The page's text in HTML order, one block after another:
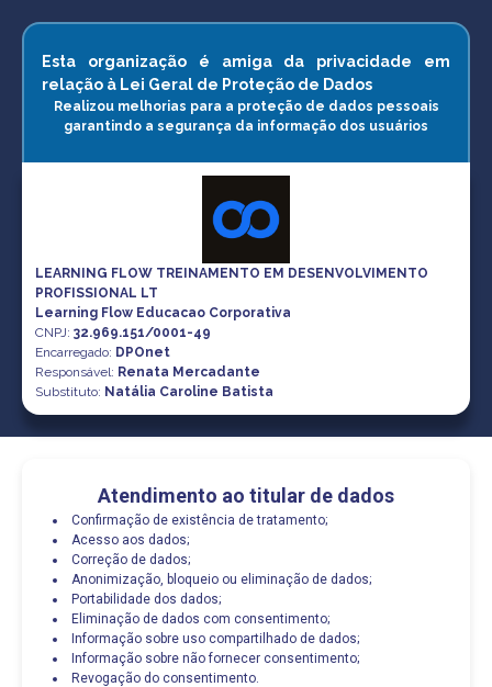
Esta organização é amiga da privacidade em
relação à Lei Geral de Proteção de Dados
Realizou melhorias para a proteção de dados pessoais
garantindo a segurança da informação dos usuários
LEARNING FLOW TREINAMENTO EM DESENVOLVIMENTO
PROFISSIONAL LT
Learning Flow Educacao Corporativa
CNPJ: 32.969.151/0001-49
Encarregado: DPOnet
Responsável: Renata Mercadante
Substituto: Natália Caroline Batista
Atendimento ao titular de dados
Confirmação de existência de tratamento;
Acesso aos dados;
Correção de dados;
Anonimização, bloqueio ou eliminação de dados;
Portabilidade dos dados;
Eliminação de dados com consentimento;
Informação sobre uso compartilhado de dados;
Informação sobre não fornecer consentimento;
Revogação do consentimento.